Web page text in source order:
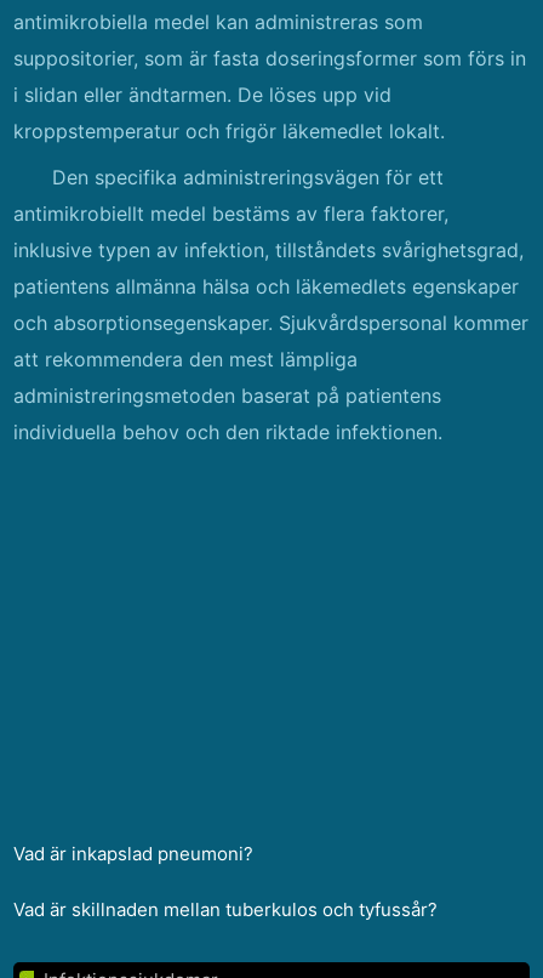
antimikrobiella medel kan administreras som
suppositorier, som är fasta doseringsformer som förs in
i slidan eller ändtarmen. De löses upp vid
kroppstemperatur och frigör läkemedlet lokalt.
Den specifika administreringsvägen för ett
antimikrobiellt medel bestäms av flera faktorer,
inklusive typen av infektion, tillståndets svårighetsgrad,
patientens allmänna hälsa och läkemedlets egenskaper
och absorptionsegenskaper. Sjukvårdspersonal kommer
att rekommendera den mest lämpliga
administreringsmetoden baserat på patientens
individuella behov och den riktade infektionen.
Vad är inkapslad pneumoni?
Vad är skillnaden mellan tuberkulos och tyfussår?